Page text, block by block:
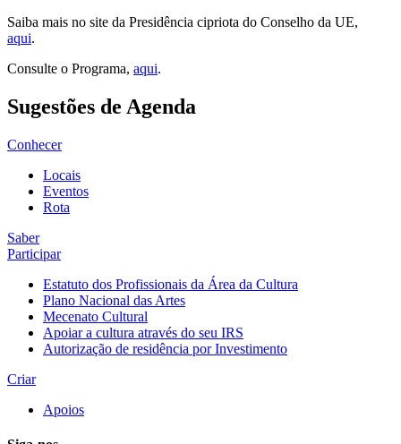
Saiba mais no site da Presidência cipriota do Conselho da UE,
aqui.
Consulte o Programa, aqui.
Sugestões de Agenda
Conhecer
Locais
Eventos
Rota
Saber
Participar
Estatuto dos Profissionais da Área da Cultura
Plano Nacional das Artes
Mecenato Cultural
Apoiar a cultura através do seu IRS
Autorização de residência por Investimento
Criar
Apoios